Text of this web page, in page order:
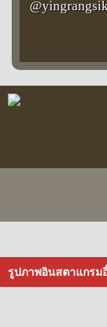
รูปภาพอินสตาแกรม